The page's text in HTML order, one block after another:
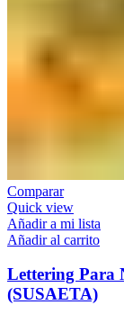
Comparar
Quick view
Añadir a mi lista
Añadir al carrito
Lettering Para
(SUSAETA)